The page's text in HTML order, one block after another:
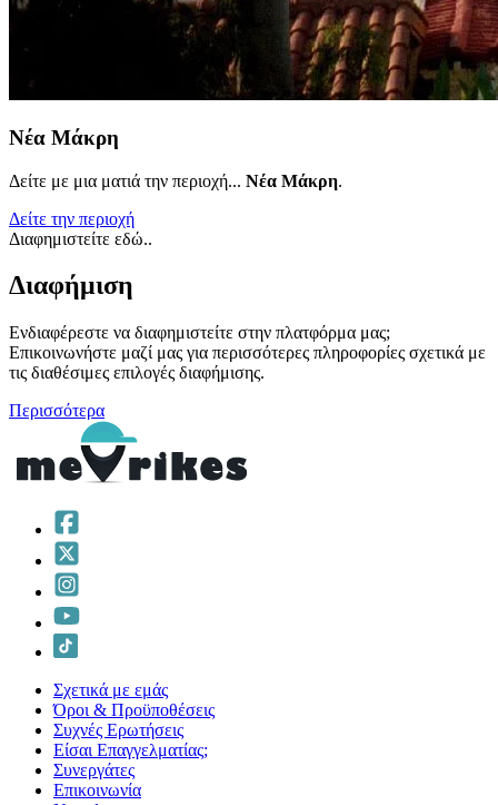
Νέα Μάκρη
Δείτε με μια ματιά την περιοχή... Νέα Μάκρη.
Δείτε την περιοχή
Διαφημιστείτε εδώ..
Διαφήμιση
Ενδιαφέρεστε να διαφημιστείτε στην πλατφόρμα μας;
Επικοινωνήστε μαζί μας για περισσότερες πληροφορίες σχετικά με
τις διαθέσιμες επιλογές διαφήμισης.
Περισσότερα
Σχετικά με εμάς
Όροι & Προϋποθέσεις
Συχνές Ερωτήσεις
Είσαι Επαγγελματίας;
Συνεργάτες
Επικοινωνία